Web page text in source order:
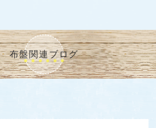
布盤関連ブログ